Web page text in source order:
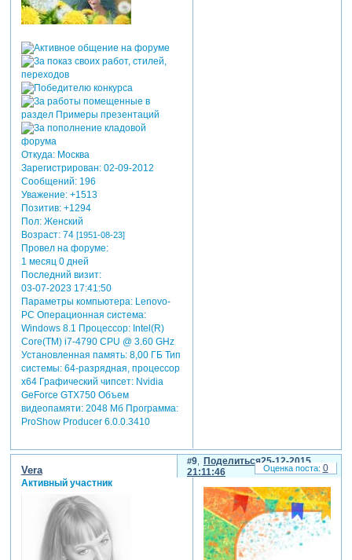
Откуда:Москва
Зарегистрирован: 02-09-2012
Сообщений:196
Уважение: +1513
Позитив: +1294
Пол:Женский
Возраст:74 [1951-08-23]
Провел на форуме:
1 месяц 0 дней
Последний визит:
03-07-2023 17:41:50
Параметры компьютера:Lenovo-
PC Операционная система:
Windows 8.1 Процессор: Intel(R)
Core(TM) i7-4790 CPU @ 3.60 GHz
Установленная память: 8,00 ГБ Тип
системы: 64-разрядная, процессор
х64 Графический чипсет: Nvidia
GeForce GTX750 Объем
видеопамяти: 2048 Мб Программа:
ProShow Producer 6.0.0.3410
Поделиться
9
25-12-2015
21:11:46
Vera
Активный участник
0